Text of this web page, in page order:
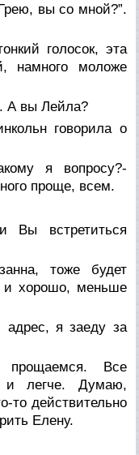
вы со мной?”.
голосок, эта
намного моложе
А вы Лейла?
говорила о
я вопросу?-
проще, всем.
Вы встретиться
тоже будет
и хорошо, меньше
я заеду за
Все
и легче. Думаю,
то действительно
Елену.